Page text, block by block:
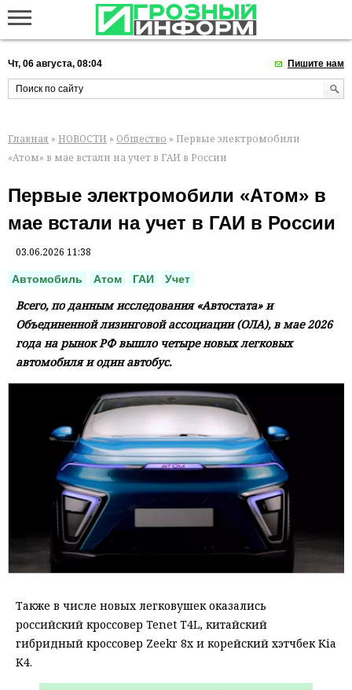
Чт, 06 августа, 08:04 Пишите нам
Главная » НОВОСТИ » Общество » Первые электромобили
«Атом» в мае встали на учет в ГАИ в России
Первые электромобили «Атом» в
мае встали на учет в ГАИ в России
03.06.2026 11:38
Автомобиль Атом ГАИ Учет
Всего, по данным исследования «Автостата» и
Объединенной лизинговой ассоциации (ОЛА), в мае 2026
года на рынок РФ вышло четыре новых легковых
автомобиля и один автобус.
Также в числе новых легковушек оказались
российский кроссовер Tenet T4L, китайский
гибридный кроссовер Zeekr 8x и корейский хэтчбек Kia
K4.